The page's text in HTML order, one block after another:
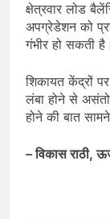
क्षेत्रवार लोड
अपग्रेडेशन को
गंभीर हो सकती
शिकायत केंद्रों
लंबा होने से
होने की बात
– विकास राठी,